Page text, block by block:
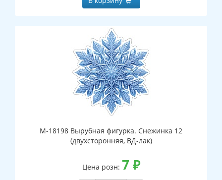
М-18198 Вырубная фигурка. Снежинка 12
(двухсторонняя, ВД-лак)
Цена розн: 7 ₽